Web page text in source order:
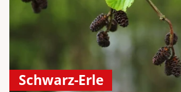
Schwarz-Erle